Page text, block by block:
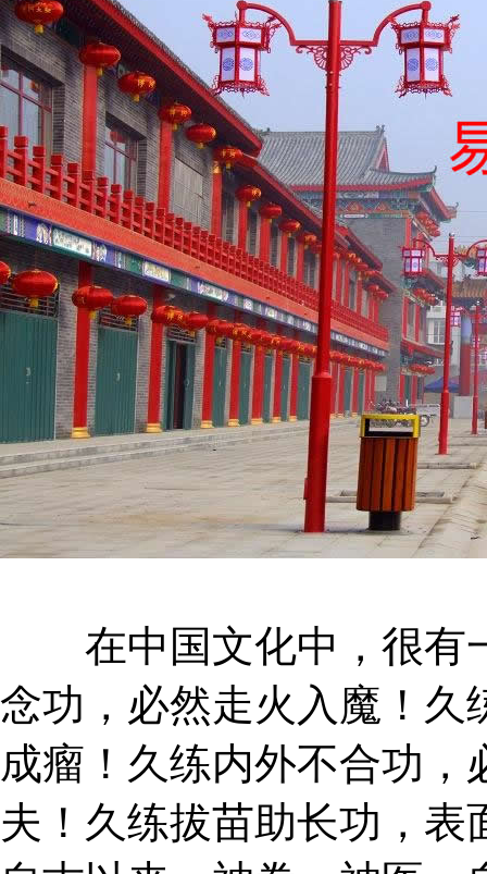
在中国文化中，很有
念功，必然走火入魔！久
成瘤！久练内外不合功
夫！久练拔苗助长功，